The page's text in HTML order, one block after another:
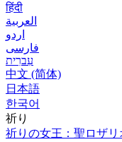
हिंदी
العربية
اردو
فارسی
עִברִית
中文 (简体)
日本語
한국어
祈り
祈りの女王：聖ロザリ